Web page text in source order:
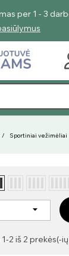
per 1 - 3
Sportiniai vežimėliai

2 iš 2 prekės(-